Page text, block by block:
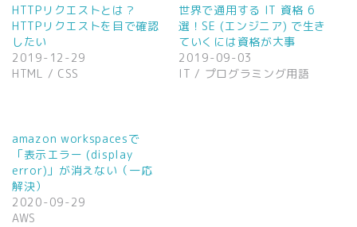
t
e
r
で
共
有
(
新
ド
ウ
で
開
き
ま
す
)
有
す
る
ク
リ
ッ
さ
い
(
新
ウ
HTTPリクエストとは？
HTTPリクエストを目で確認
したい
2019-12-29
HTML / CSS
世界で通用する IT 資格 6
選！SE (エンジニア) で生き
ていくには資格が大事
2019-09-03
IT / プログラミング用語
amazon workspacesで
「表示エラー (display
error)」が消えない（一応
解決）
2020-09-29
AWS